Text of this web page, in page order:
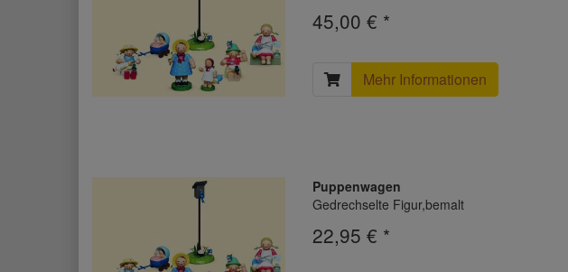
45,00 € *
Mehr Informationen
Puppenwagen
Gedrechselte Figur,bemalt
22,95 € *